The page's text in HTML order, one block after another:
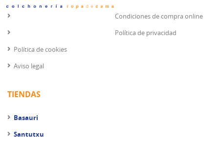
Condiciones de compra online
Política de privacidad
Política de cookies
Aviso legal
TIENDAS
Basauri
Santutxu